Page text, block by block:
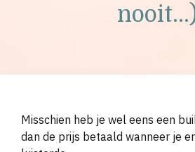
Misschien heb je wel eens een
dan de prijs betaald wanneer je